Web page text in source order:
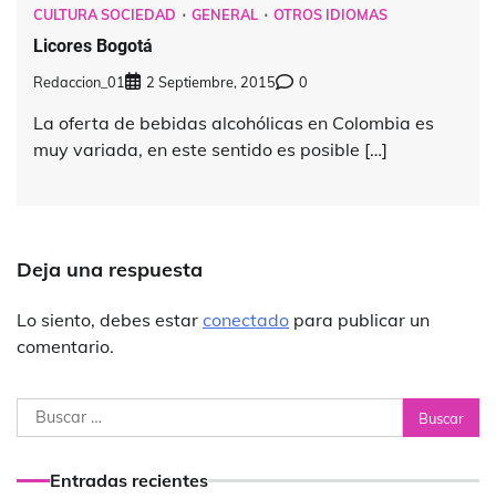
CULTURA SOCIEDAD GENERAL OTROS IDIOMAS
Licores Bogotá
Redaccion_01 2 Septiembre, 2015 0
La oferta de bebidas alcohólicas en Colombia es
muy variada, en este sentido es posible […]
Deja una respuesta
Lo siento, debes estar conectado para publicar un
comentario.
Buscar:
Entradas recientes